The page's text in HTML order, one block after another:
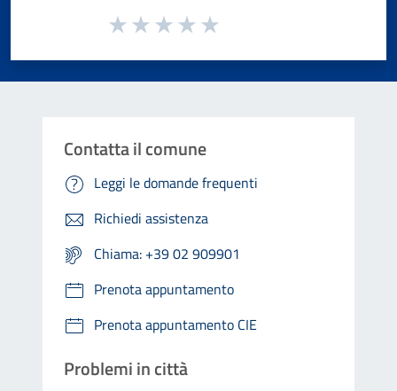
Valuta da 1 a 5 stelle la pagina
Contatta il comune
Leggi le domande frequenti
Richiedi assistenza
Chiama: +39 02 909901
Prenota appuntamento
Prenota appuntamento CIE
Problemi in città